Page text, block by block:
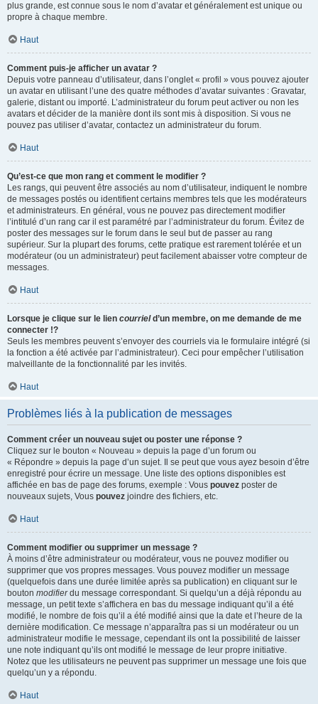
plus grande, est connue sous le nom d’avatar et généralement est unique ou
propre à chaque membre.
Haut
Comment puis-je afficher un avatar ?
Depuis votre panneau d’utilisateur, dans l’onglet « profil » vous pouvez ajouter
un avatar en utilisant l’une des quatre méthodes d’avatar suivantes : Gravatar,
galerie, distant ou importé. L’administrateur du forum peut activer ou non les
avatars et décider de la manière dont ils sont mis à disposition. Si vous ne
pouvez pas utiliser d’avatar, contactez un administrateur du forum.
Haut
Qu’est-ce que mon rang et comment le modifier ?
Les rangs, qui peuvent être associés au nom d’utilisateur, indiquent le nombre
de messages postés ou identifient certains membres tels que les modérateurs
et administrateurs. En général, vous ne pouvez pas directement modifier
l’intitulé d’un rang car il est paramétré par l’administrateur du forum. Évitez de
poster des messages sur le forum dans le seul but de passer au rang
supérieur. Sur la plupart des forums, cette pratique est rarement tolérée et un
modérateur (ou un administrateur) peut facilement abaisser votre compteur de
messages.
Haut
Lorsque je clique sur le lien courrield’un membre, on me demande de me
connecter !?
Seuls les membres peuvent s’envoyer des courriels via le formulaire intégré (si
la fonction a été activée par l’administrateur). Ceci pour empêcher l’utilisation
malveillante de la fonctionnalité par les invités.
Haut
Problèmes liés à la publication de messages
Comment créer un nouveau sujet ou poster une réponse ?
Cliquez sur le bouton « Nouveau » depuis la page d’un forum ou
« Répondre » depuis la page d’un sujet. Il se peut que vous ayez besoin d’être
enregistré pour écrire un message. Une liste des options disponibles est
affichée en bas de page des forums, exemple : Vous pouvez poster de
nouveaux sujets, Vous pouvez joindre des fichiers, etc.
Haut
Comment modifier ou supprimer un message ?
À moins d’être administrateur ou modérateur, vous ne pouvez modifier ou
supprimer que vos propres messages. Vous pouvez modifier un message
(quelquefois dans une durée limitée après sa publication) en cliquant sur le
bouton modifierdu message correspondant. Si quelqu’un a déjà répondu au
message, un petit texte s’affichera en bas du message indiquant qu’il a été
modifié, le nombre de fois qu’il a été modifié ainsi que la date et l’heure de la
dernière modification. Ce message n’apparaîtra pas si un modérateur ou un
administrateur modifie le message, cependant ils ont la possibilité de laisser
une note indiquant qu’ils ont modifié le message de leur propre initiative.
Notez que les utilisateurs ne peuvent pas supprimer un message une fois que
quelqu’un y a répondu.
Haut